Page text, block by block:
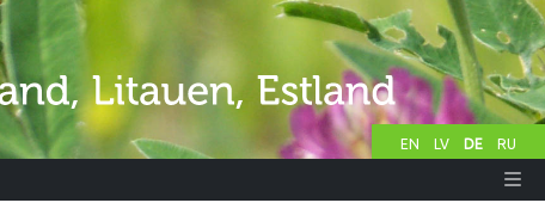
EN LV DE RU